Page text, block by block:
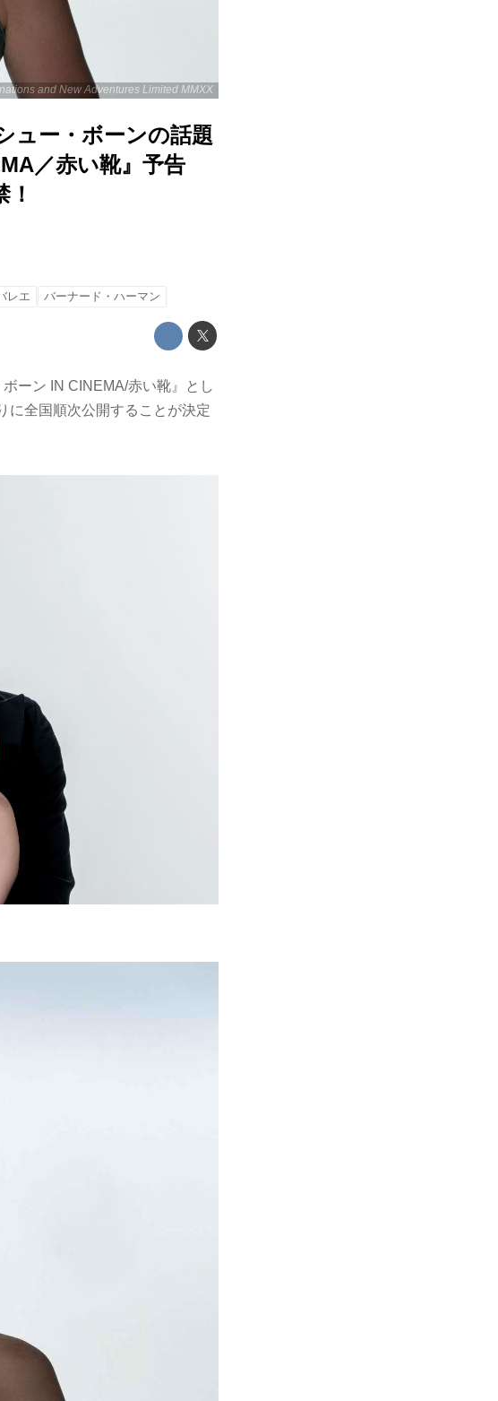
and New Adventures Limited MMXX
ュー・ボーンの話題
／赤い靴』予告
レエ バーナード・ハーマン
ーン IN CINEMA/赤い靴』とし
に全国順次公開することが決定